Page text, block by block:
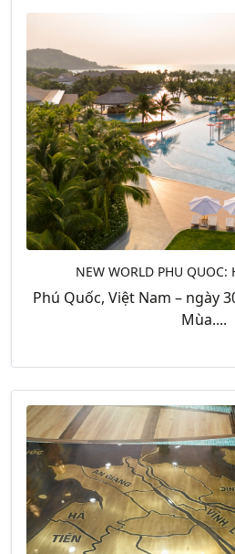
NEW WORLD PHU QUOC:
Phú Quốc, Việt Nam – ngày
Mùa....